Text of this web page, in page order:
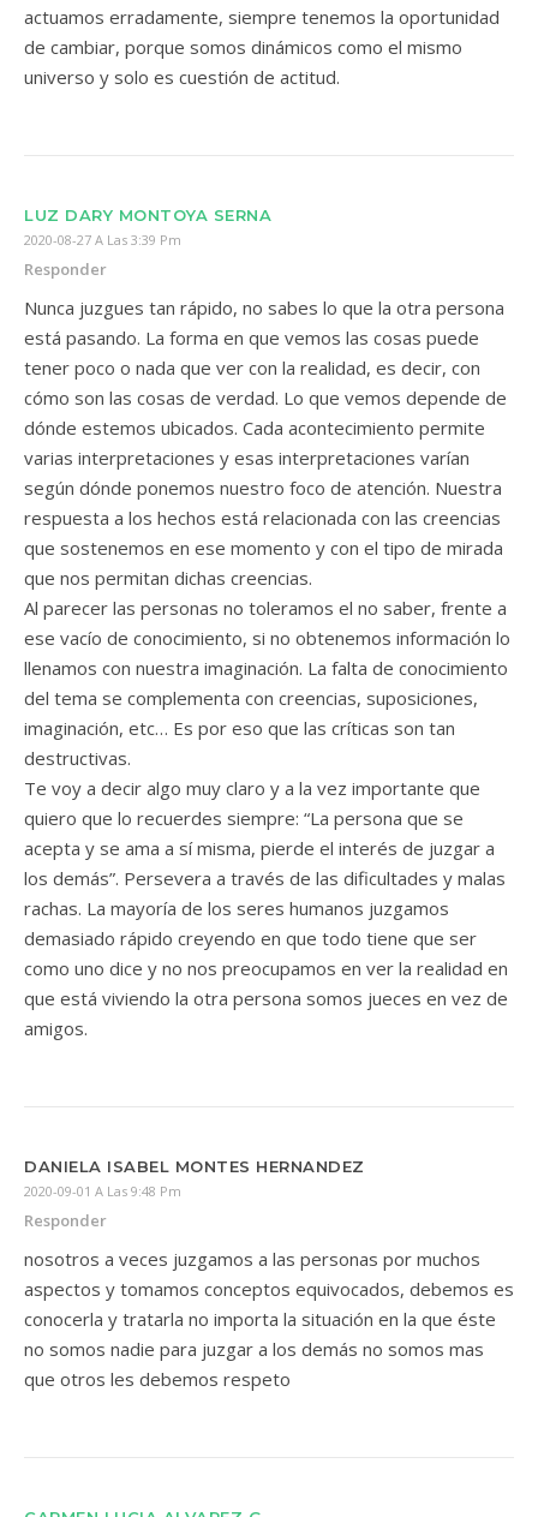
actuamos erradamente, siempre tenemos la oportunidad
de cambiar, porque somos dinámicos como el mismo
universo y solo es cuestión de actitud.
LUZ DARY MONTOYA SERNA
2020-08-27 A Las 3:39 Pm
Responder
Nunca juzgues tan rápido, no sabes lo que la otra persona
está pasando. La forma en que vemos las cosas puede
tener poco o nada que ver con la realidad, es decir, con
cómo son las cosas de verdad. Lo que vemos depende de
dónde estemos ubicados. Cada acontecimiento permite
varias interpretaciones y esas interpretaciones varían
según dónde ponemos nuestro foco de atención. Nuestra
respuesta a los hechos está relacionada con las creencias
que sostenemos en ese momento y con el tipo de mirada
que nos permitan dichas creencias.
Al parecer las personas no toleramos el no saber, frente a
ese vacío de conocimiento, si no obtenemos información lo
llenamos con nuestra imaginación. La falta de conocimiento
del tema se complementa con creencias, suposiciones,
imaginación, etc… Es por eso que las críticas son tan
destructivas.
Te voy a decir algo muy claro y a la vez importante que
quiero que lo recuerdes siempre: “La persona que se
acepta y se ama a sí misma, pierde el interés de juzgar a
los demás”. Persevera a través de las dificultades y malas
rachas. La mayoría de los seres humanos juzgamos
demasiado rápido creyendo en que todo tiene que ser
como uno dice y no nos preocupamos en ver la realidad en
que está viviendo la otra persona somos jueces en vez de
amigos.
DANIELA ISABEL MONTES HERNANDEZ
2020-09-01 A Las 9:48 Pm
Responder
nosotros a veces juzgamos a las personas por muchos
aspectos y tomamos conceptos equivocados, debemos es
conocerla y tratarla no importa la situación en la que éste
no somos nadie para juzgar a los demás no somos mas
que otros les debemos respeto